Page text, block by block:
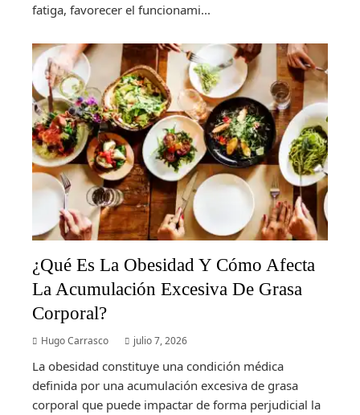
fatiga, favorecer el funcionami...
¿Qué Es La Obesidad Y Cómo Afecta
La Acumulación Excesiva De Grasa
Corporal?
Hugo Carrasco julio 7, 2026
La obesidad constituye una condición médica
definida por una acumulación excesiva de grasa
corporal que puede impactar de forma perjudicial la